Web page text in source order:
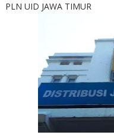
PLN UID JAWA TIMUR